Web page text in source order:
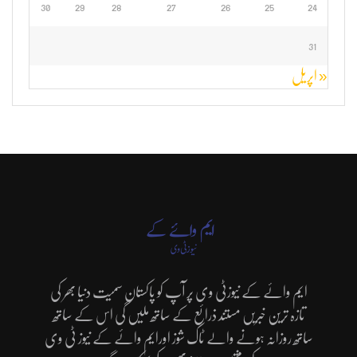
24
25
26
27
28
29
30
31
« اپریل
ایم وائے کے نیوزٹی وی پر آپ کو پاکستان سمیت دنیا بھر کی
تازہ ترین خبریں مستند ذرائع کے ساتھ ملیں گی اس کے ساتھ
ساتھ روزانہ ہونے والے ٹاک شوز اورایم وائے کے نیوز ٹی وی